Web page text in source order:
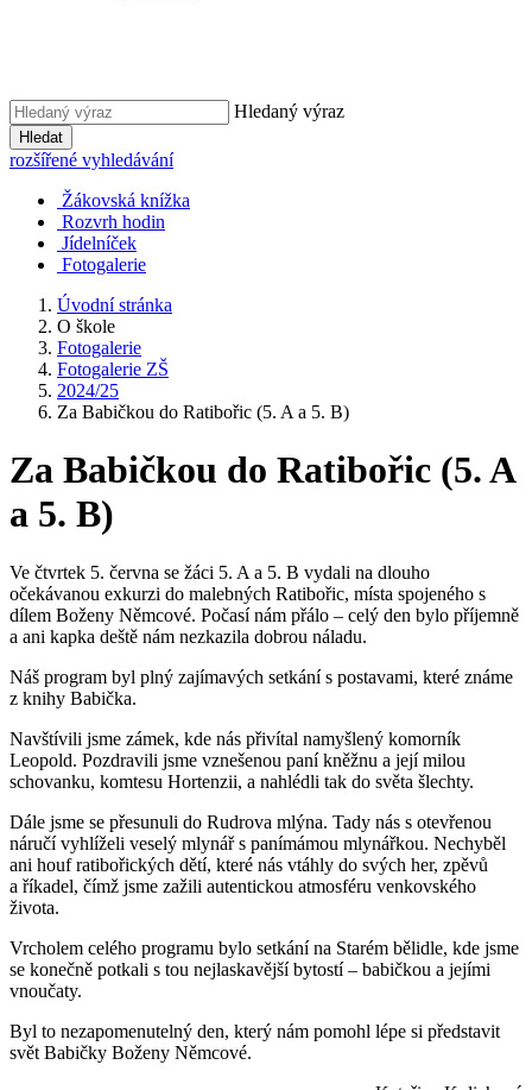
Hledaný výraz
Hledat
rozšířené vyhledávání
Žákovská knížka
Rozvrh hodin
Jídelníček
Fotogalerie
Úvodní stránka
O škole
Fotogalerie
Fotogalerie ZŠ
2024/25
Za Babičkou do Ratibořic (5. A a 5. B)
Za Babičkou do Ratibořic (5. A
a 5. B)
Ve čtvrtek 5. června se žáci 5. A a 5. B vydali na dlouho
očekávanou exkurzi do malebných Ratibořic, místa spojeného s
dílem Boženy Němcové. Počasí nám přálo – celý den bylo příjemně
a ani kapka deště nám nezkazila dobrou náladu.
Náš program byl plný zajímavých setkání s postavami, které známe
z knihy Babička.
Navštívili jsme zámek, kde nás přivítal namyšlený komorník
Leopold. Pozdravili jsme vznešenou paní kněžnu a její milou
schovanku, komtesu Hortenzii, a nahlédli tak do světa šlechty.
Dále jsme se přesunuli do Rudrova mlýna. Tady nás s otevřenou
náručí vyhlíželi veselý mlynář s panímámou mlynářkou. Nechyběl
ani houf ratibořických dětí, které nás vtáhly do svých her, zpěvů
a říkadel, čímž jsme zažili autentickou atmosféru venkovského
života.
Vrcholem celého programu bylo setkání na Starém bělidle, kde jsme
se konečně potkali s tou nejlaskavější bytostí – babičkou a jejími
vnoučaty.
Byl to nezapomenutelný den, který nám pomohl lépe si představit
svět Babičky Boženy Němcové.